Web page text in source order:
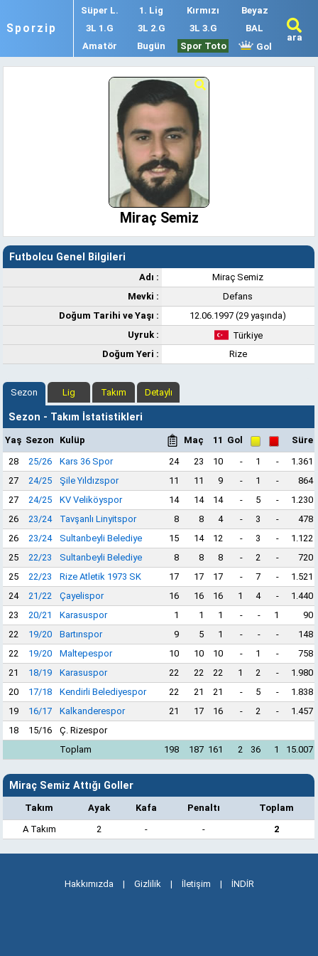
Sporzip
Süper L. 1. Lig Kırmızı
Beyaz
3L 1.G
3L 2.G 3L 3.G
BAL
Amatör
Bugün Spor Toto Gol
ara
Miraç Semiz
Futbolcu Genel Bilgileri
Adı :
Miraç Semiz
Mevki :
Defans
Doğum Tarihi ve Yaşı :
12.06.1997 (29 yaşında)
Uyruk :
Türkiye
Doğum Yeri :
Rize
Sezon Lig Takım Detaylı
Sezon - Takım İstatistikleri
Yaş Sezon Kulüp Maç 11 Gol
Süre
28
25/26 Kars 36 Spor 24 23 10 - 1 -
1.361
27
24/25 Şile Yıldızspor 11 11 9 - 1 -
864
27
24/25 KV Veliköyspor 14 14 14 - 5 -
1.230
26
23/24 Tavşanlı Linyitspor 8 8 4 - 3 -
478
26
23/24 Sultanbeyli Belediye 15 14 12 - 3 -
1.122
25
22/23 Sultanbeyli Belediye 8 8 8 - 2 -
720
25
22/23 Rize Atletik 1973 SK 17 17 17 - 7 -
1.521
24
21/22 Çayelispor 16 16 16 1 4 -
1.440
23
20/21 Karasuspor 1 1 1 - - 1
90
22
19/20 Bartınspor 9 5 1 - - -
148
22
19/20 Maltepespor 10 10 10 - 1 -
758
21
18/19 Karasuspor 22 22 22 1 2 -
1.980
20
17/18 Kendirli Belediyespor 22 21 21 - 5 -
1.838
19
16/17 Kalkanderespor 21 17 16 - 2 -
1.457
18
15/16
Ç. Rizespor
Toplam
198 187 161 2 36 1 15.007
Miraç Semiz Attığı Goller
Takım Ayak Kafa Penaltı
Toplam
A Takım
2 - - 2
Hakkımızda | Gizlilik | İletişim | İNDİR